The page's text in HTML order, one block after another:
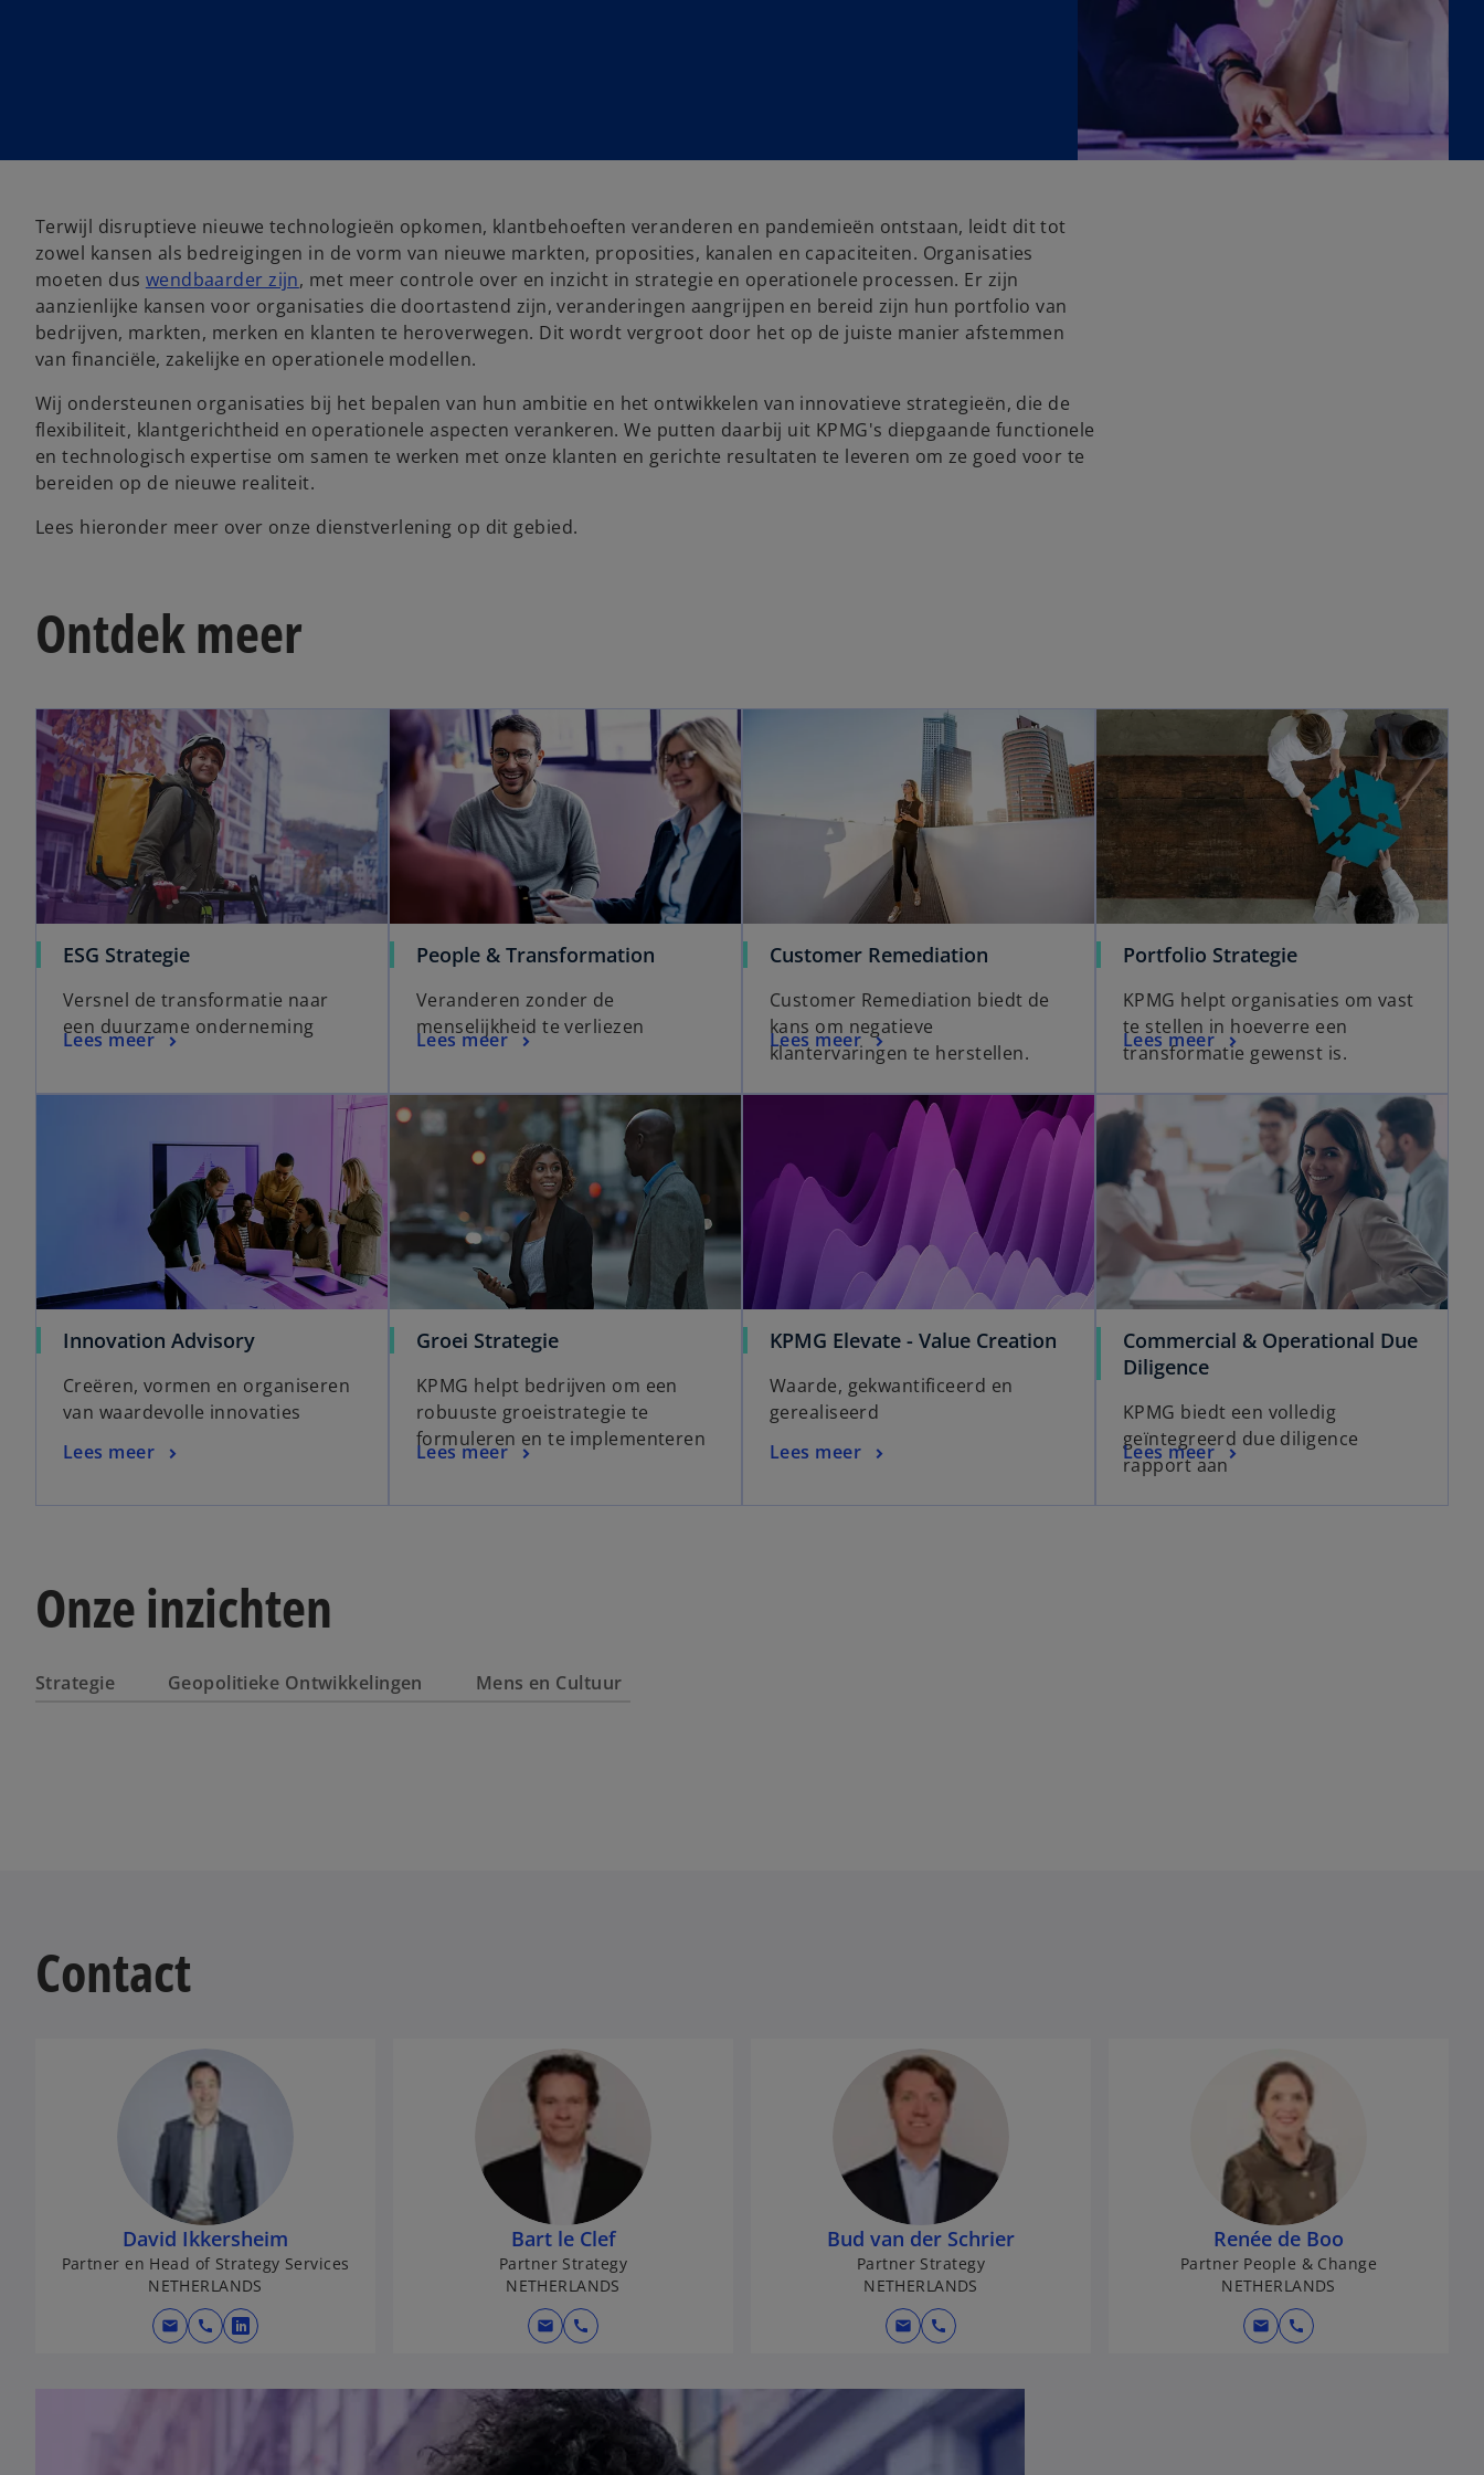
Terwijl disruptieve nieuwe technologieën opkomen, klantbehoeften veranderen en pandemieën ontstaan, leidt dit tot
zowel kansen als bedreigingen in de vorm van nieuwe markten, proposities, kanalen en capaciteiten. Organisaties
moeten dus wendbaarder zijn, met meer controle over en inzicht in strategie en operationele processen. Er zijn
aanzienlijke kansen voor organisaties die doortastend zijn, veranderingen aangrijpen en bereid zijn hun portfolio van
bedrijven, markten, merken en klanten te heroverwegen. Dit wordt vergroot door het op de juiste manier afstemmen
van financiële, zakelijke en operationele modellen.
Wij ondersteunen organisaties bij het bepalen van hun ambitie en het ontwikkelen van innovatieve strategieën, die de
flexibiliteit, klantgerichtheid en operationele aspecten verankeren. We putten daarbij uit KPMG's diepgaande functionele
en technologisch expertise om samen te werken met onze klanten en gerichte resultaten te leveren om ze goed voor te
bereiden op de nieuwe realiteit.
Lees hieronder meer over onze dienstverlening op dit gebied.
Ontdek meer
ESG Strategie
Versnel de transformatie naar
een duurzame onderneming
Lees meer
People & Transformation
Veranderen zonder de
menselijkheid te verliezen
Lees meer
Customer Remediation
Customer Remediation biedt de
kans om negatieve
klantervaringen te herstellen.
Lees meer
Portfolio Strategie
KPMG helpt organisaties om vast
te stellen in hoeverre een
transformatie gewenst is.
Lees meer
Innovation Advisory
Creëren, vormen en organiseren
van waardevolle innovaties
Lees meer
Groei Strategie
KPMG helpt bedrijven om een
robuuste groeistrategie te
formuleren en te implementeren
Lees meer
KPMG Elevate - Value Creation
Waarde, gekwantificeerd en
gerealiseerd
Lees meer
Commercial & Operational Due
Diligence
KPMG biedt een volledig
geïntegreerd due diligence
rapport aan
Lees meer
Onze inzichten
Strategie Geopolitieke Ontwikkelingen Mens en Cultuur
Contact
David Ikkersheim
Partner en Head of Strategy Services
NETHERLANDS
mail call
o
e
Bart le Clef
Partner Strategy
NETHERLANDS
mail call
Bud van der Schrier
Partner Strategy
NETHERLANDS
mail call
Renée de Boo
Partner People & Change
NETHERLANDS
mail call